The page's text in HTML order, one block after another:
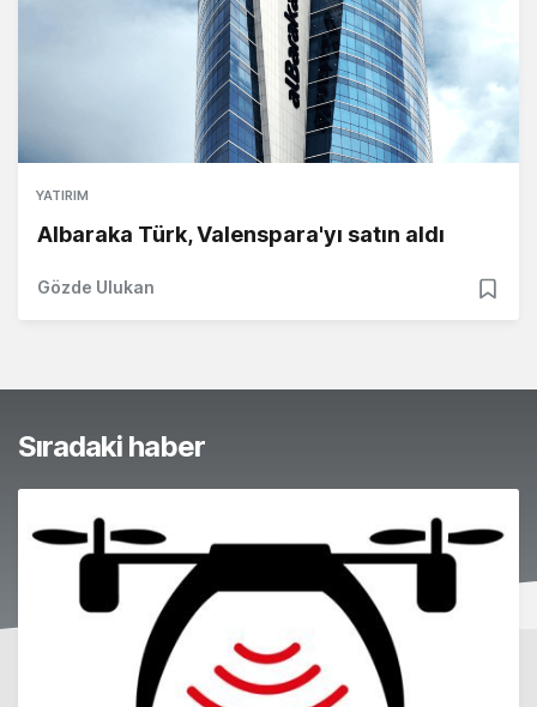
YATIRIM
Albaraka Türk, Valenspara'yı satın aldı
Gözde Ulukan
Sıradaki haber